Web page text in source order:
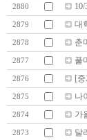
2880
2879 대
2878 춘
2877 풀
2876 [
2875 나
2874 가
2873 달